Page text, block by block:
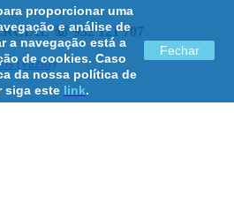
proporcionar uma
e análise de
a navegação está a
de cookies. Caso
da nossa política de
siga este link.
Fechar
☏ 932 121 707
(vazio)